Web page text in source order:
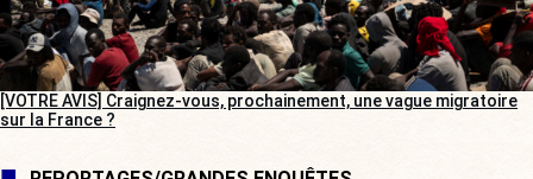
[VOTRE AVIS] Craignez-vous, prochainement, une vague migratoire
sur la France ?